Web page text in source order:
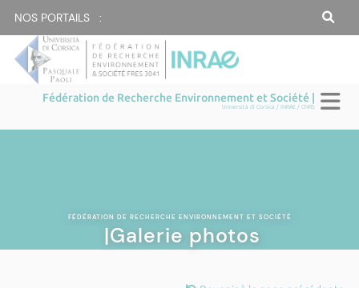
NOS PORTAILS :
Fédération de Recherche Environnement et Société |
Università di Corsica / INRAE / CNRS
FÉDÉRATION DE RECHERCHE ENVIRONNEMENT ET SOCIÉTÉ
|Galerie photos